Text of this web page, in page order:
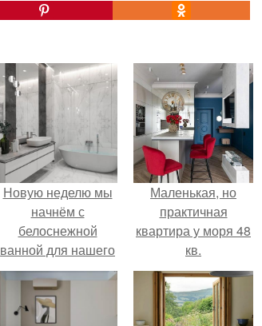
Новую неделю мы
начнём с
белоснежной
ванной для нашего
проекта в санкт
Петербурге.
Маленькая, но
практичная
квартира у моря 48
кв.